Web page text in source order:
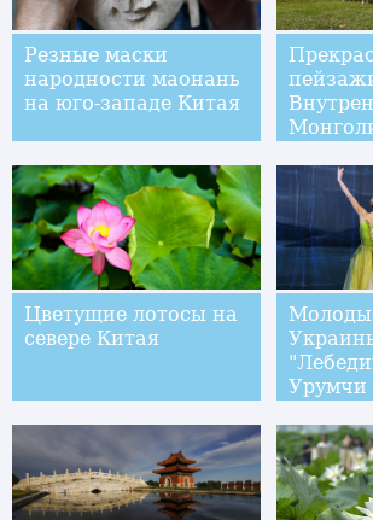
Резные маски
народности маонань
на юго-западе Китая
Цветущие лотосы на
севере Китая
Урумчи